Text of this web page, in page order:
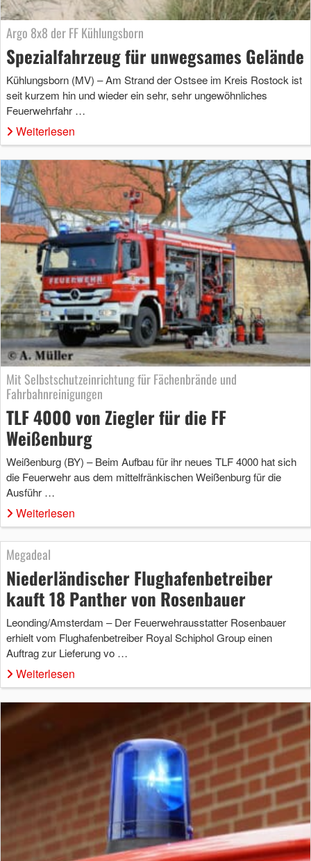
Argo 8x8 der FF Kühlungsborn
Spezialfahrzeug für unwegsames Gelände
Kühlungsborn (MV) – Am Strand der Ostsee im Kreis Rostock ist
seit kurzem hin und wieder ein sehr, sehr ungewöhnliches
Feuerwehrfahr …
Weiterlesen
Mit Selbstschutzeinrichtung für Fächenbrände und
Fahrbahnreinigungen
TLF 4000 von Ziegler für die FF
Weißenburg
Weißenburg (BY) – Beim Aufbau für ihr neues TLF 4000 hat sich
die Feuerwehr aus dem mittelfränkischen Weißenburg für die
Ausführ …
Weiterlesen
Megadeal
Niederländischer Flughafenbetreiber
kauft 18 Panther von Rosenbauer
Leonding/Amsterdam – Der Feuerwehrausstatter Rosenbauer
erhielt vom Flughafenbetreiber Royal Schiphol Group einen
Auftrag zur Lieferung vo …
Weiterlesen